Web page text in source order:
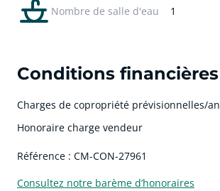
Nombre de salle d'eau 1
Conditions financières
Charges de copropriété prévisionnelles/an
Honoraire charge vendeur
Référence : CM-CON-27961
Consultez notre barème d’honoraires